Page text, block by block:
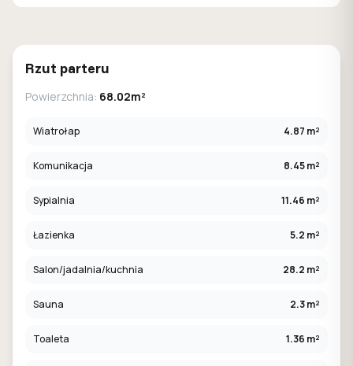
Rzut parteru
Powierzchnia: 68.02m²
Wiatrołap 4.87 m²
Komunikacja 8.45 m²
Sypialnia 11.46 m²
Łazienka 5.2 m²
Salon/jadalnia/kuchnia 28.2 m²
Sauna 2.3 m²
Toaleta 1.36 m²